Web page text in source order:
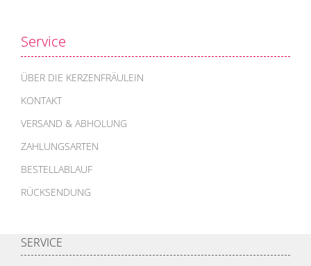
Service
ÜBER DIE KERZENFRÄULEIN
KONTAKT
VERSAND & ABHOLUNG
ZAHLUNGSARTEN
BESTELLABLAUF
RÜCKSENDUNG
SERVICE